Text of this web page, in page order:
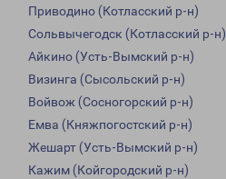
Приводино (Котласский р-н)
Сольвычегодск (Котласский р-н)
Айкино (Усть-Вымский р-н)
Визинга (Сысольский р-н)
Войвож (Сосногорский р-н)
Емва (Княжпогостский р-н)
Жешарт (Усть-Вымский р-н)
Кажим (Койгородский р-н)